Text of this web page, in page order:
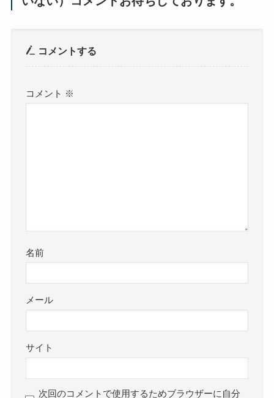
コメントする
コメント ※
名前
メール
サイト
次回のコメントで使用するためブラウザーに自分